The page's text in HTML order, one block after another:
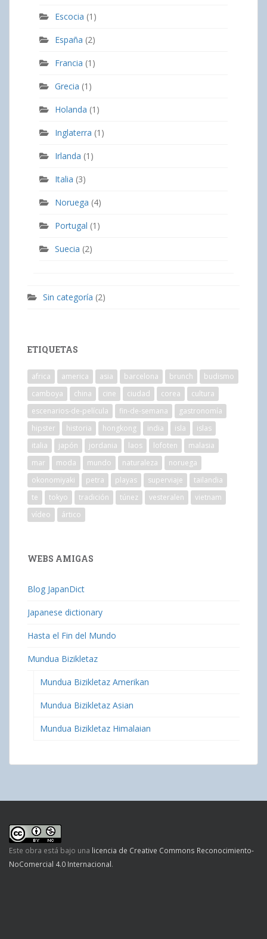
Escocia (1)
España (2)
Francia (1)
Grecia (1)
Holanda (1)
Inglaterra (1)
Irlanda (1)
Italia (3)
Noruega (4)
Portugal (1)
Suecia (2)
Sin categoría (2)
ETIQUETAS
africa america asia barcelona brunch
budismo
camboya
china cine ciudad corea
cultura
escenarios-de-película
fin-de-semana
gastronomía
hipster
historia hongkong india isla
islas
italia
japón jordania laos lofoten
malasia
mar
moda mundo naturaleza
noruega
okonomiyaki
petra playas superviaje
tailandia
te
tokyo tradición túnez vesteralen
vietnam
vídeo
ártico
WEBS AMIGAS
Blog JapanDict
Japanese dictionary
Hasta el Fin del Mundo
Mundua Bizikletaz
Mundua Bizikletaz Amerikan
Mundua Bizikletaz Asian
Mundua Bizikletaz Himalaian
Este obra está bajo una licencia de Creative Commons Reconocimiento-
NoComercial 4.0 Internacional.